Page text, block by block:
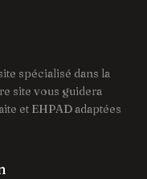
spécialisé dans la
site vous guidera
et EHPAD adaptées